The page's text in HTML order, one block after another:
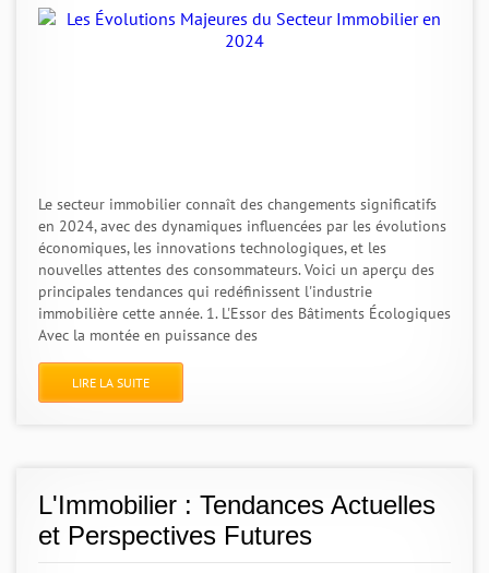
Le secteur immobilier connaît des changements significatifs
en 2024, avec des dynamiques influencées par les évolutions
économiques, les innovations technologiques, et les
nouvelles attentes des consommateurs. Voici un aperçu des
principales tendances qui redéfinissent l'industrie
immobilière cette année. 1. L'Essor des Bâtiments Écologiques
Avec la montée en puissance des
LIRE LA SUITE
L'Immobilier : Tendances Actuelles
et Perspectives Futures